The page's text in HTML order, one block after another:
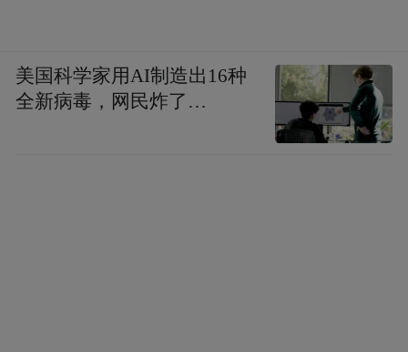
美国科学家用AI制造出16种
全新病毒，网民炸了…